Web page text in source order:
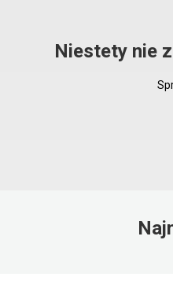
Niestety nie